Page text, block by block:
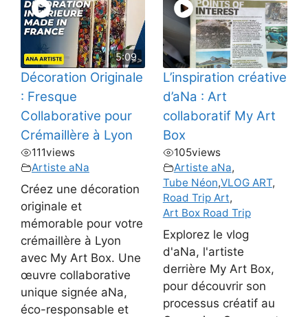
5:09
Décoration Originale
: Fresque
Collaborative pour
Crémaillère à Lyon
111views
Artiste aNa
Créez une décoration
originale et
mémorable pour votre
crémaillère à Lyon
avec My Art Box. Une
œuvre collaborative
unique signée aNa,
éco-responsable et
L’inspiration créative
d’aNa : Art
collaboratif My Art
Box
105views
Artiste aNa,
Tube Néon,VLOG ART,
Road Trip Art,
Art Box Road Trip
Explorez le vlog
d'aNa, l'artiste
derrière My Art Box,
pour découvrir son
processus créatif au